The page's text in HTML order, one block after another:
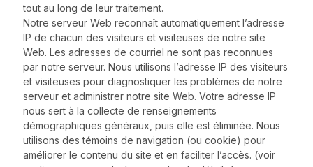
tout au long de leur traitement.
Notre serveur Web reconnaît automatiquement l’adresse
IP de chacun des visiteurs et visiteuses de notre site
Web. Les adresses de courriel ne sont pas reconnues
par notre serveur. Nous utilisons l’adresse IP des visiteurs
et visiteuses pour diagnostiquer les problèmes de notre
serveur et administrer notre site Web. Votre adresse IP
nous sert à la collecte de renseignements
démographiques généraux, puis elle est éliminée. Nous
utilisons des témoins de navigation (ou cookie) pour
améliorer le contenu du site et en faciliter l’accès. (voir